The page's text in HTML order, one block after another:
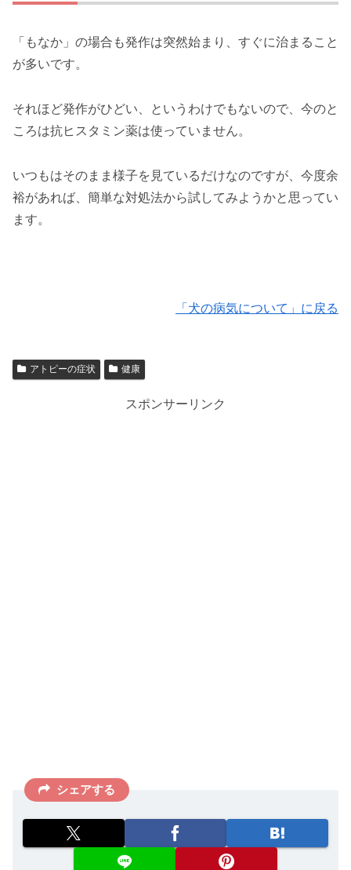
「もなか」の場合も発作は突然始まり、すぐに治まること
が多いです。
それほど発作がひどい、というわけでもないので、今のと
ころは抗ヒスタミン薬は使っていません。
いつもはそのまま様子を見ているだけなのですが、今度余
裕があれば、簡単な対処法から試してみようかと思ってい
ます。
「犬の病気について」に戻る
アトピーの症状 健康
スポンサーリンク
シェアする